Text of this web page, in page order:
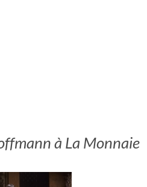
à La Monnaie